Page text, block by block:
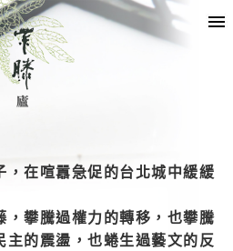
在喧囂急促的台北城中緩緩
，攀騰過權力的轉移，也攀騰
的震盪，也蜷生過藝文的反